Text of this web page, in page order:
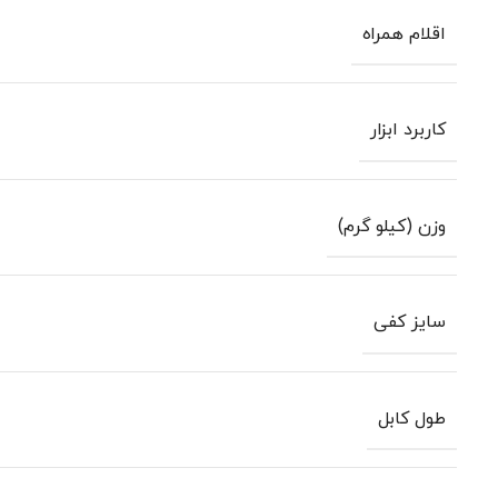
اقلام همراه
کاربرد ابزار
وزن (کیلو گرم)
سایز کفی
طول کابل